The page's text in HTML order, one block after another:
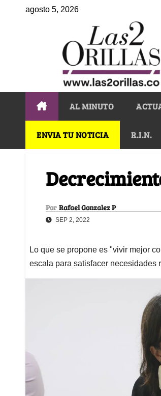
agosto 5, 2026
AL MINUTO
ENVIA TU NOTICIA R.I.N.
Por Rafael Gonzalez P
SEP 2, 2022
Lo que se propone es "vivir mejor
escala para satisfacer necesidades